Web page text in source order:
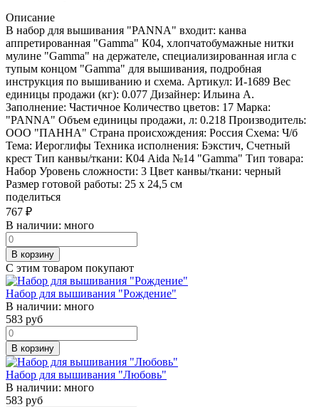
Описание
В набор для вышивания "PANNA" входит: канва
аппретированная "Gamma" К04, хлопчатобумажные нитки
мулине "Gamma" на держателе, специализированная игла с
тупым концом "Gamma" для вышивания, подробная
инструкция по вышиванию и схема. Артикул: И-1689 Вес
единицы продажи (кг): 0.077 Дизайнер: Ильина А.
Заполнение: Частичное Количество цветов: 17 Марка:
"PANNA" Объем единицы продажи, л: 0.218 Производитель:
ООО "ПАННА" Страна происхождения: Россия Схема: Ч/б
Тема: Иероглифы Техника исполнения: Бэкстич, Счетный
крест Тип канвы/ткани: К04 Aida №14 "Gamma" Тип товара:
Набор Уровень сложности: 3 Цвет канвы/ткани: черный
Размер готовой работы: 25 x 24,5 см
поделиться
767 ₽
В наличии: много
В корзину
С этим товаром покупают
Набор для вышивания "Рождение"
В наличии: много
583 руб
В корзину
Набор для вышивания "Любовь"
В наличии: много
583 руб